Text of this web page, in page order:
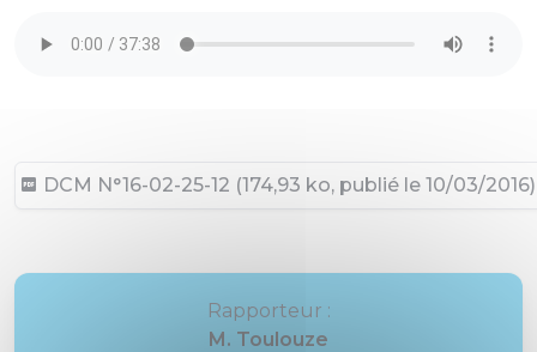
DCM N°16-02-25-12 (174,93 ko, publié le 10/03/2016)
Rapporteur :
M. Toulouze